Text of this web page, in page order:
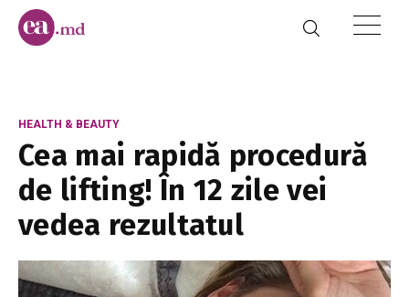
HEALTH & BEAUTY
Cea mai rapidă procedură
de lifting! În 12 zile vei
vedea rezultatul